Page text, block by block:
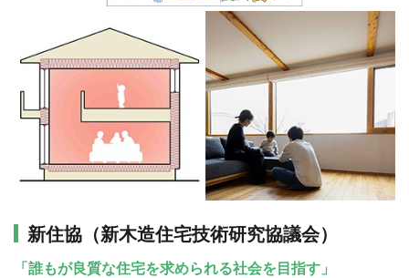
新住協（新木造住宅技術研究協議会）
「誰もが良質な住宅を求められる社会を目指す」